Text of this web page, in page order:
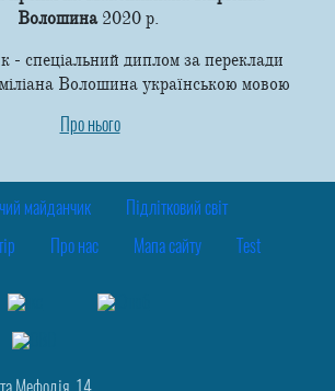
Волошина 2020 р.
- спеціальний диплом за переклади
Волошина українською мовою
Про нього
майданчик Підлітковий світ
Про нас Мапа сайту Test